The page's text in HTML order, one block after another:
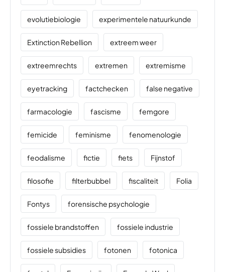
evolutiebiologie experimentele natuurkunde
Extinction Rebellion extreem weer
extreemrechts extremen extremisme
eyetracking factchecken false negative
farmacologie fascisme femgore
femicide feminisme fenomenologie
feodalisme fictie fiets Fijnstof
filosofie filterbubbel fiscaliteit Folia
Fontys forensische psychologie
fossiele brandstoffen fossiele industrie
fossiele subsidies fotonen fotonica